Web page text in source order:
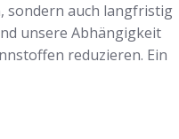
sondern auch langfristig
unsere Abhängigkeit
reduzieren. Ein